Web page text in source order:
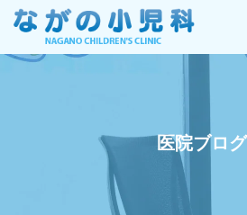
医院ブログ